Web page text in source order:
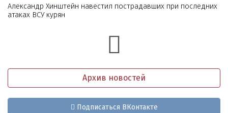
Александр Хинштейн навестил пострадавших при последних
атаках ВСУ курян
Архив новостей
Подписаться ВКонтакте